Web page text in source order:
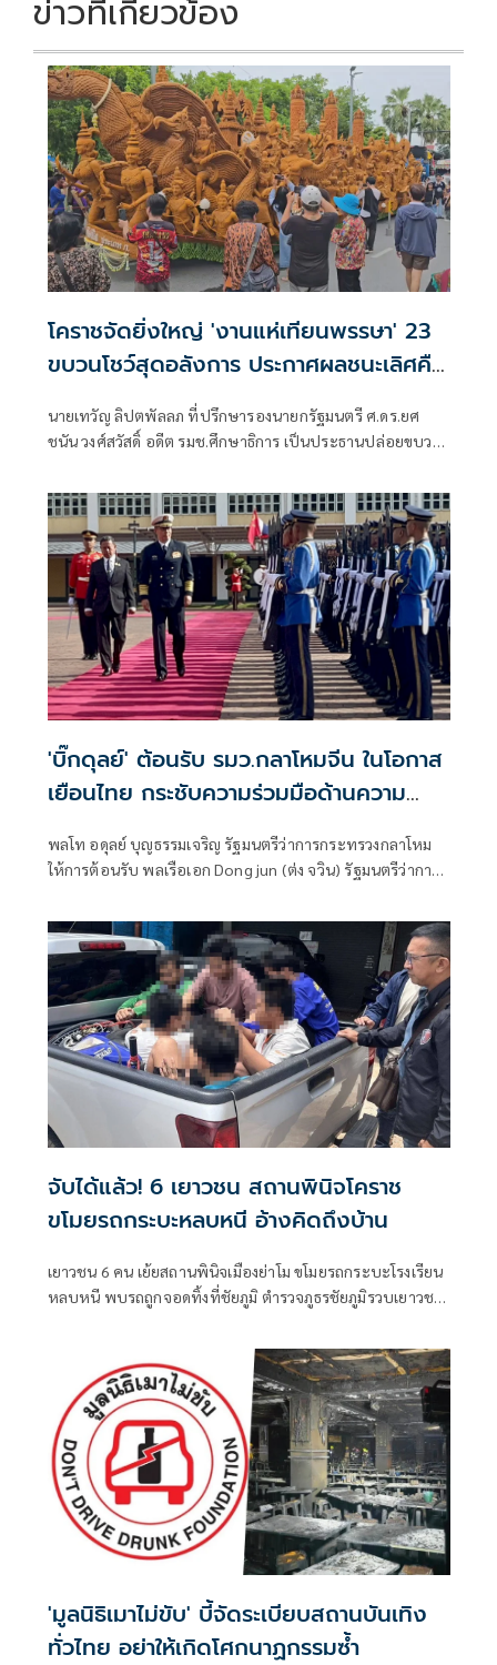
ข่าวที่เกี่ยวข้อง
โคราชจัดยิ่งใหญ่ 'งานแห่เทียนพรรษา' 23
ขบวนโชว์สุดอลังการ ประกาศผลชนะเลิศคืน
นายเทวัญ ลิปตพัลลภ ที่ปรึกษารองนายกรัฐมนตรี ศ.ดร.ยศ
ชนัน วงศ์สวัสดิ์ อดีต รมช.ศึกษาธิการ เป็นประธานปล่อยขบวน
ชื่องาน “พุทธศิลป์ และแสงธรรมแห่งศรัทธา” ชิงถ้วย
พระราชทาน สมเด็จพระกนิษฐาธิราชเจ้า
'บิ๊กดุลย์' ต้อนรับ รมว.กลาโหมจีน ในโอกาส
เยือนไทย กระชับความร่วมมือด้านความ
พลโท อดุลย์ บุญธรรมเจริญ รัฐมนตรีว่าการกระทรวงกลาโหม
ให้การต้อนรับ พลเรือเอก Dong jun (ต่ง จวิน) รัฐมนตรีว่าการ
เดินทางมาเยือนประเทศไทยอย่างเป็นทางการในฐานะแขกของ
กระทรวงกลาโหม ระหว่างวันที่ 23 - 26 กรกฎาคม 2569
จับได้แล้ว! 6 เยาวชน สถานพินิจโคราช
ขโมยรถกระบะหลบหนี อ้างคิดถึงบ้าน
เยาวชน 6 คน เย้ยสถานพินิจเมืองย่าโม ขโมยรถกระบะโรงเรียน
หลบหนี พบรถถูกจอดทิ้งที่ชัยภูมิ ตำรวจภูธรชัยภูมิรวบเยาวชน
'มูลนิธิเมาไม่ขับ' บี้จัดระเบียบสถานบันเทิง
ทั่วไทย อย่าให้เกิดโศกนาฏกรรมซ้ำ